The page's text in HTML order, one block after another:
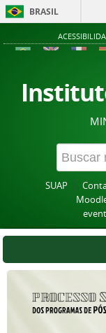
BRASIL
SUAP